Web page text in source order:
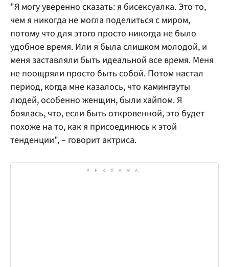
"Я могу уверенно сказать: я бисексуалка. Это то,
чем я никогда не могла поделиться с миром,
потому что для этого просто никогда не было
удобное время. Или я была слишком молодой, и
меня заставляли быть идеальной все время. Меня
не поощряли просто быть собой. Потом настал
период, когда мне казалось, что камингауты
людей, особенно женщин, были хайпом. Я
боялась, что, если быть откровенной, это будет
похоже на то, как я присоединюсь к этой
тенденции", – говорит актриса.